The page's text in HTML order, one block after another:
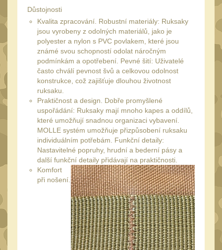
Monokuláry
Kolimátory53
Zvětšovací moduly
LPVO 21
Na vzduchovku
Na kuše2
Velký oční reliéf 1
Na dlouhé
vzdálenosti 13
Multi-range 32
Krátka a střední
vzdálenost
Príslušenstvo pre
Důstojnosti
Kvalita zpracování. Robustní materiály: Ruksaky
jsou vyrobeny z odolných materiálů, jako je
polyester a nylon s PVC povlakem, které jsou
známé svou schopností odolat náročným
podmínkám a opotřebení. Pevné šití: Uživatelé
často chválí pevnost švů a celkovou odolnost
konstrukce, což zajišťuje dlouhou životnost
ruksaku.
Praktičnost a design. Dobře promyšlené
uspořádání: Ruksaky mají mnoho kapes a oddílů,
které umožňují snadnou organizaci vybavení.
MOLLE systém umožňuje přizpůsobení ruksaku
individuálním potřebám. Funkční detaily:
Nastavitelné popruhy, hrudní a bederní pásy a
další funkční detaily přidávají na praktičnosti.
Komfort
při nošení.